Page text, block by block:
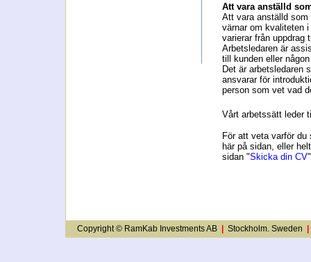
Copyright © RamKab Investments AB Stockholm. Sweden
Att vara anställd
Att vara anställd
värnar om kvaliteten
varierar från uppdrag
Arbetsledaren är
till kunden eller
Det är arbetsledaren
ansvarar för
person som vet vad
Vårt arbetssätt leder
För att veta varför
här på sidan, eller
sidan "Skicka din CV